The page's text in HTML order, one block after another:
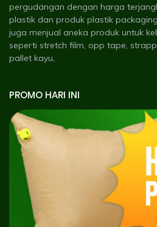
pergudangan dengan harga
plastik dan produk plastik
juga menjual aneka produk untuk
seperti stretch film, opp tape,
pallet kayu,
PROMO HARI INI